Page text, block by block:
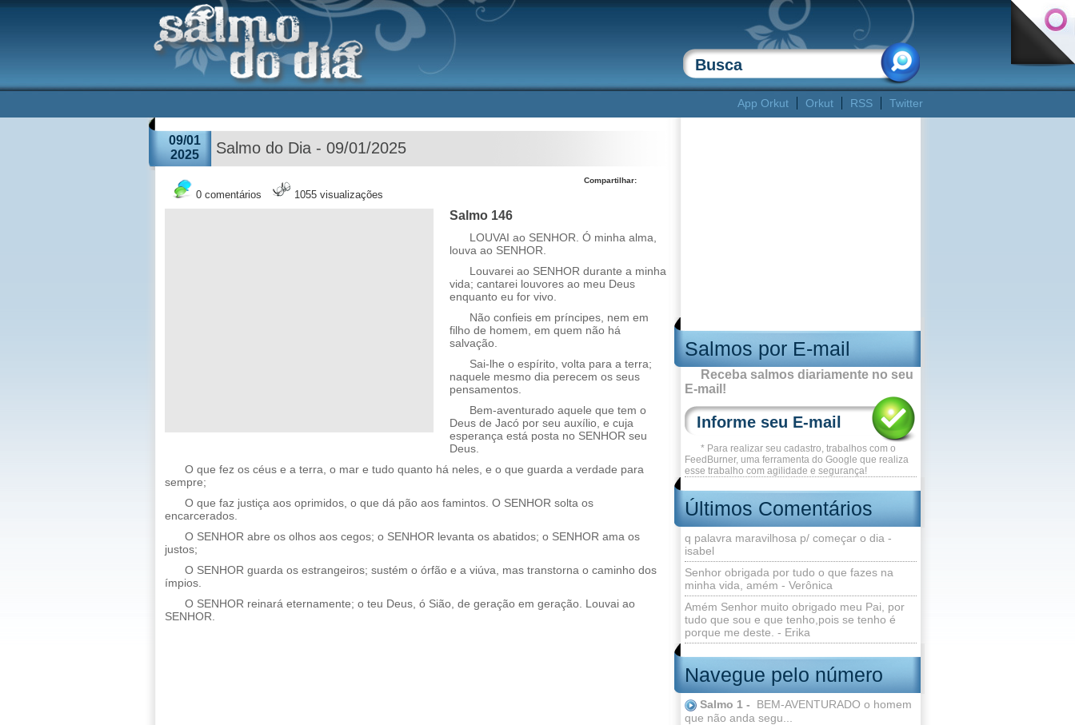
App Orkut Orkut RSS Twitter
Salmos por E-mail
Receba salmos diariamente no seu
E-mail!
* Para realizar seu cadastro, trabalhos com o
FeedBurner, uma ferramenta do Google que realiza
esse trabalho com agilidade e segurança!
Últimos Comentários
q palavra maravilhosa p/ começar o dia -
isabel
Senhor obrigada por tudo o que fazes na
minha vida, amém - Verônica
Amém Senhor muito obrigado meu Pai, por
tudo que sou e que tenho,pois se tenho é
porque me deste. - Erika
Navegue pelo número
Salmo 1 -
BEM-AVENTURADO o homem
que não anda segu...
09/01
2025
Salmo do Dia - 09/01/2025
0 comentários 1055 visualizações
Compartilhar:
Salmo 146
LOUVAI ao SENHOR. Ó minha alma,
louva ao SENHOR.
Louvarei ao SENHOR durante a minha
vida; cantarei louvores ao meu Deus
enquanto eu for vivo.
Não confieis em príncipes, nem em
filho de homem, em quem não há
salvação.
Sai-lhe o espírito, volta para a terra;
naquele mesmo dia perecem os seus
pensamentos.
Bem-aventurado aquele que tem o
Deus de Jacó por seu auxílio, e cuja
esperança está posta no SENHOR seu
Deus.
O que fez os céus e a terra, o mar e tudo quanto há neles, e o que guarda a verdade para
sempre;
O que faz justiça aos oprimidos, o que dá pão aos famintos. O SENHOR solta os
encarcerados.
O SENHOR abre os olhos aos cegos; o SENHOR levanta os abatidos; o SENHOR ama os
justos;
O SENHOR guarda os estrangeiros; sustém o órfão e a viúva, mas transtorna o caminho dos
ímpios.
O SENHOR reinará eternamente; o teu Deus, ó Sião, de geração em geração. Louvai ao
SENHOR.